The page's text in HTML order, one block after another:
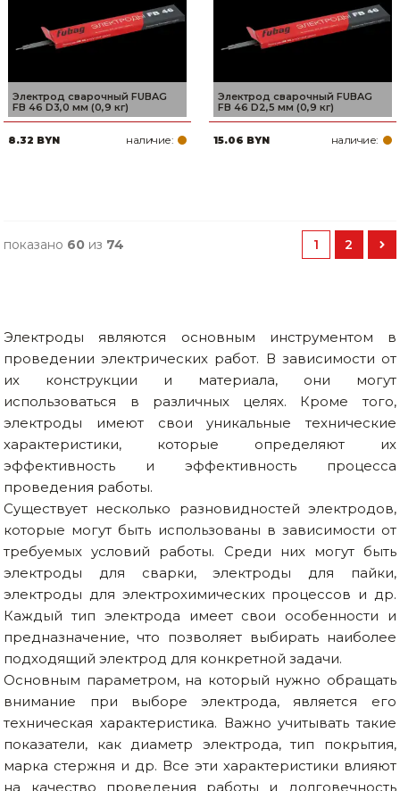
Электрод сварочный FUBAG
FB 46 D3,0 мм (0,9 кг)
8.32 BYN наличие:
Электрод сварочный FUBAG
FB 46 D2,5 мм (0,9 кг)
15.06 BYN наличие:
показано 60 из 74 1 2
Электроды являются основным инструментом в
проведении электрических работ. В зависимости от
их конструкции и материала, они могут
использоваться в различных целях. Кроме того,
электроды имеют свои уникальные технические
характеристики, которые определяют их
эффективность и эффективность процесса
проведения работы.
Существует несколько разновидностей электродов,
которые могут быть использованы в зависимости от
требуемых условий работы. Среди них могут быть
электроды для сварки, электроды для пайки,
электроды для электрохимических процессов и др.
Каждый тип электрода имеет свои особенности и
предназначение, что позволяет выбирать наиболее
подходящий электрод для конкретной задачи.
Основным параметром, на который нужно обращать
внимание при выборе электрода, является его
техническая характеристика. Важно учитывать такие
показатели, как диаметр электрода, тип покрытия,
марка стержня и др. Все эти характеристики влияют
на качество проведения работы и долговечность